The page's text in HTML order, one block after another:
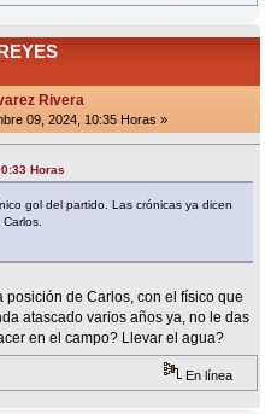
Rivera
09, 2024, 10:35 Horas »
Horas
gol del partido. Las crónicas ya dicen
de Carlos, con el físico que
atascado varios años ya, no le das
en el campo? Llevar el agua?
En línea